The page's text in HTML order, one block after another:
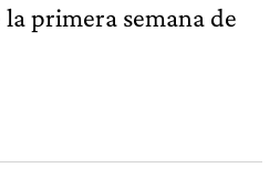
primera semana de